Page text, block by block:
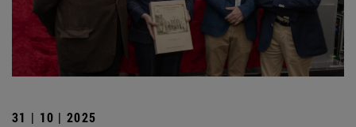
31 | 10 | 2025